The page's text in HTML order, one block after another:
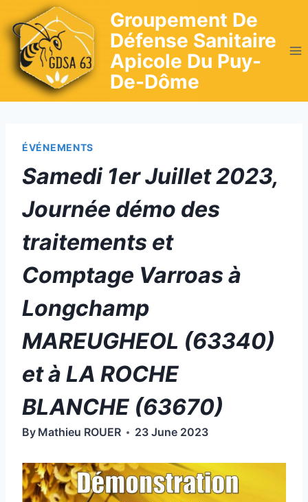
to
content
Groupement De
Défense Sanitaire
Apicole Du Puy-
De-Dôme
ÉVÉNEMENTS
Samedi 1er Juillet 2023,
Journée démo des
traitements et
Comptage Varroas à
Longchamp
MAREUGHEOL (63340)
et à LA ROCHE
BLANCHE (63670)
By Mathieu ROUER 23 June 2023